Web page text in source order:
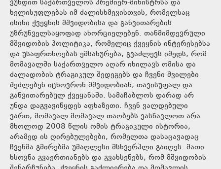
ვუხდით საქართველოს პრემიერ-მინისტრსა და
ხელისუფლებას იმ ძალისხმევისთვის, რომელსაც
ისინი ქვეყნის მშვიდობისა და განვითარების
უზრუნველსაყოფად ახორციელებენ. თანმიმდევრული
მშვიდობის პოლიტიკა, რომელიც ქვეყნის ინტერესებსა
და უსაფრთხოებას ემსახურება, გვაძლევს იმედს, რომ
მომავალში საქართველო აღარ იხილავს ომისა და
ძალადობის ტრაგიკულ შედეგებს და ჩვენი შვილები
შეძლებენ იცხოვრონ მშვიდობიან, თავისუფალ და
განვითარებულ ქვეყანაში. სამაჩაბლოს დარად არ
უნდა დაგვავიწყდეს აფხაზეთი. ჩვენ ვალდებული
ვართ, მომავალ მომავალ თაობებს ვასწავლოთ არა
მხოლოდ 2008 წლის ომის ტრაგიკული ისტორია,
არამედ ის ღირებულებები, რომელთა დასაცავადაც
ჩვენმა გმირებმა უმაღლესი მსხვერპლი გაიღეს. მათი
ხსოვნა გვაერთიანებს და გვახსენებს, რომ მშვიდობის